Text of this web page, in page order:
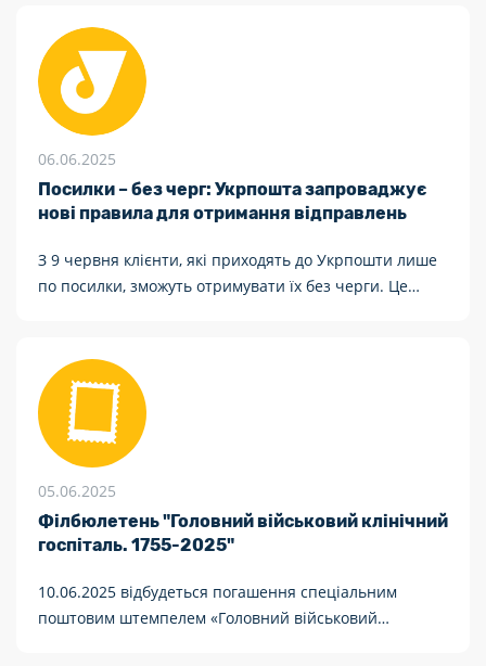
06.06.2025
Посилки – без черг: Укрпошта запроваджує
нові правила для отримання відправлень
З 9 червня клієнти, які приходять до Укрпошти лише
по посилки, зможуть отримувати їх без черги. Це
послуг.
05.06.2025
Філбюлетень "Головний військовий клінічний
госпіталь. 1755-2025"
10.06.2025 відбудеться погашення спеціальним
поштовим штемпелем «Головний військовий